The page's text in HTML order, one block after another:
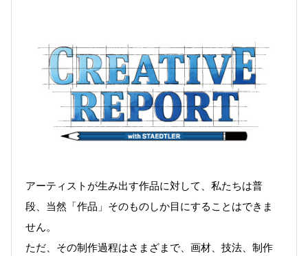
アーティストが生み出す作品に対して、私たちは普
段、当然「作品」そのものしか目にすることはできま
せん。
ただ、その制作過程はさまざまで、画材、技法、制作